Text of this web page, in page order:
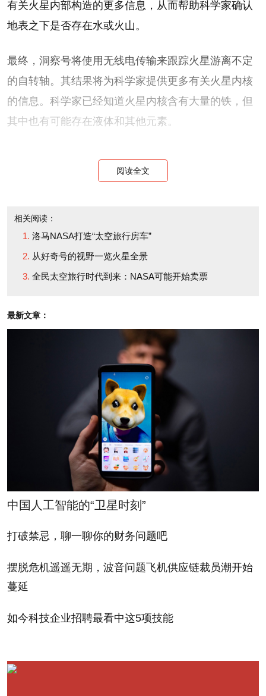
有关火星内部构造的更多信息，从而帮助科学家确认
地表之下是否存在水或火山。
最终，洞察号将使用无线电传输来跟踪火星游离不定
的自转轴。其结果将为科学家提供更多有关火星内核
的信息。科学家已经知道火星内核含有大量的铁，但
其中也有可能存在液体和其他元素。
所有这一切都将帮助科学家更好地了解行星的形成过
洞察号的首席科学家布鲁斯·巴兰特向BBC透露：“我
们认为，行星如何进化的一些小细节造成了行星之间
的差别：例如在地球上，人们可以度假，享受日光
浴；在金星上，人们在数秒之内便会被烧的体无完
《时代》周刊称，洞察号将把数据源源不断地传回地
球，而且至少持续两年的时间。（财富中文网）
阅读全文
相关阅读：
洛马NASA打造“太空旅行房车”
从好奇号的视野一览火星全景
全民太空旅行时代到来：NASA可能开始卖票
最新文章：
中国人工智能的“卫星时刻”
打破禁忌，聊一聊你的财务问题吧
摆脱危机遥遥无期，波音问题飞机供应链裁员潮开始
蔓延
如今科技企业招聘最看中这5项技能